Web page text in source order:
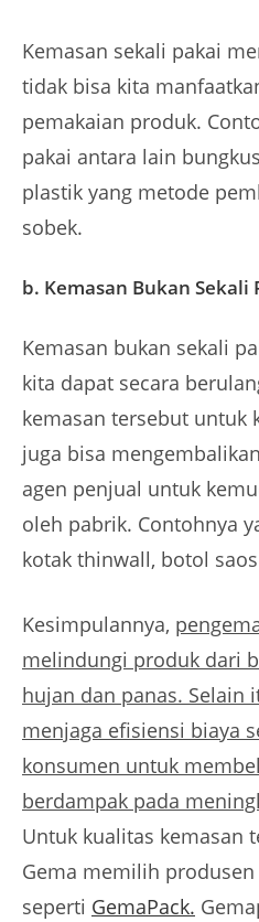
Kemasan sekali pakai
tidak bisa kita
pemakaian produk.
pakai antara lain
plastik yang metode
sobek.
b. Kemasan Bukan Sekali
Kemasan bukan sekali
kita dapat secara
kemasan tersebut untuk
juga bisa
agen penjual untuk
oleh pabrik. Contohnya
kotak thinwall, botol
Kesimpulannya,
melindungi produk dari
hujan dan panas. Selain
menjaga efisiensi biaya
konsumen untuk
berdampak pada
Untuk kualitas kemasan
Gema memilih
seperti GemaPack.